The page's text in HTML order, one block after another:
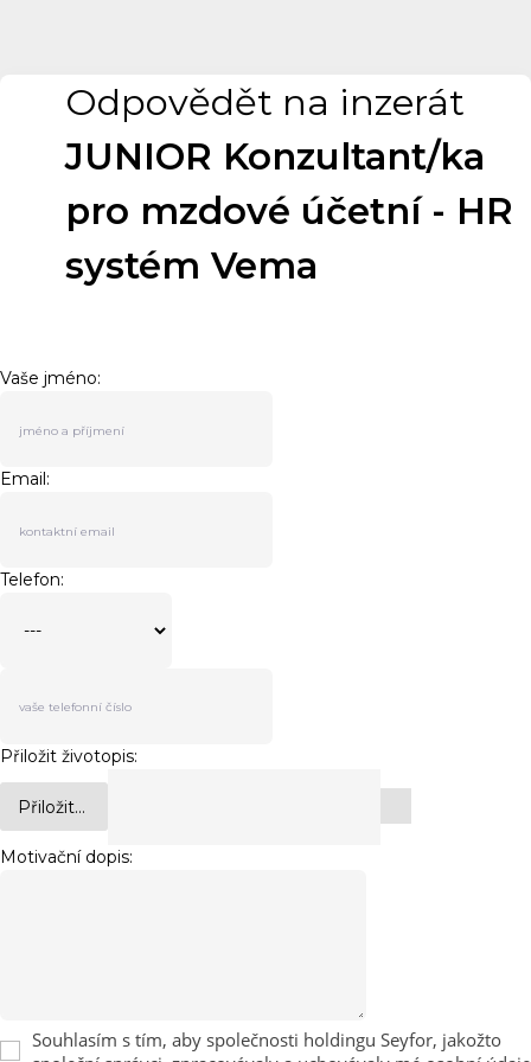
Odpovědět na inzerát
JUNIOR Konzultant/ka
pro mzdové účetní - HR
systém Vema
Vaše jméno:
Email:
Telefon:
Přiložit životopis:
Přiložit...
Motivační dopis:
Souhlasím s tím, aby společnosti holdingu Seyfor, jakožto